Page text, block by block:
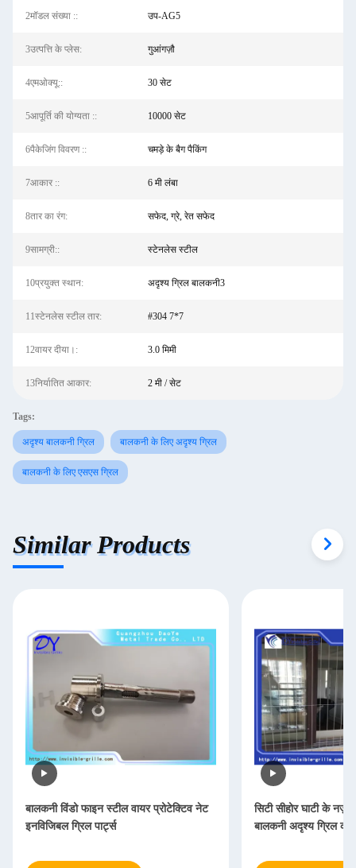
2मॉडल संख्या :: उप-AG5
3उत्पत्ति के प्लेस: गुआंगज़ौ
4एमओक्यू:: 30 सेट
5आपूर्ति की योग्यता :: 10000 सेट
6पैकेजिंग विवरण :: चमड़े के बैग पैकिंग
7आकार :: 6 मी लंबा
8तार का रंग: सफेद, ग्रे, रेत सफेद
9सामग्री:: स्टेनलेस स्टील
10प्रयुक्त स्थान: अदृश्य ग्रिल बालकनी3
11स्टेनलेस स्टील तार: #304 7*7
12वायर दीया।: 3.0 मिमी
13निर्यातित आकार: 2 मी / सेट
Tags:
अदृश्य बालकनी ग्रिल बालकनी के लिए अदृश्य ग्रिल
बालकनी के लिए एसएस ग्रिल
Similar Products
बालकनी विंडो फाइन स्टील वायर प्रोटेक्टिव नेट
इनविजिबल ग्रिल पार्ट्स
सिटी सीहोर घाटी के
बालकनी अदृश्य ग्रिल की